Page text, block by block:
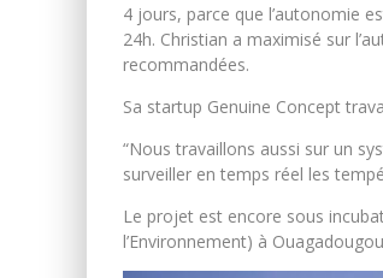
4 jours, parce que l’autonomie
24h. Christian a maximisé sur
recommandées.
Sa startup Genuine Concept
“Nous travaillons aussi sur un
surveiller en temps réel les
Le projet est encore sous
l’Environnement) à